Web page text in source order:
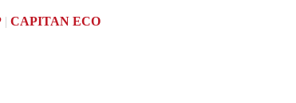
| CAPITAN ECO